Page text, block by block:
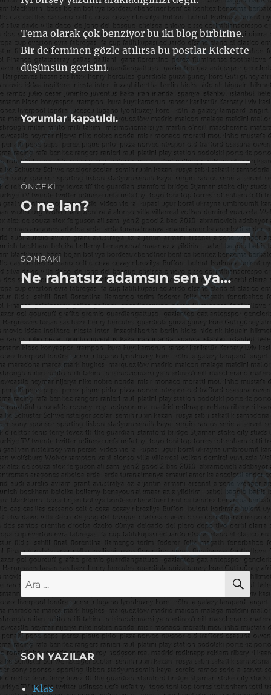
Tema olarak çok benziyor bu iki blog birbirine.
Bir de feminen gözle atılırsa bu postlar Kickette
düşünsün gerisini.
Yorumlar kapatıldı.
Yazı
gezinmesi
ÖNCEKI
Önceki
yazı:
O ne lan?
SONRAKI
Sonraki
yazı:
Ne rahatsız adamsın sen ya…
Ara:
SON YAZILAR
Klas